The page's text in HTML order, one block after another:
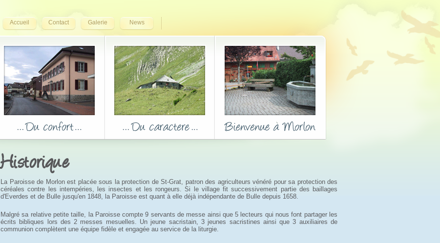
Accueil Contact Galerie News
Historique
La Paroisse de Morlon est placée sous la protection de St-Grat, patron des agriculteurs vénéré pour sa protection des
céréales contre les intempéries, les insectes et les rongeurs. Si le village fit successivement partie des baillages
d'Everdes et de Bulle jusqu'en 1848, la Paroisse est quant à elle déjà indépendante de Bulle depuis 1658.
Malgré sa relative petite taille, la Paroisse compte 9 servants de messe ainsi que 5 lecteurs qui nous font partager les
écrits bibliques lors des 2 messes mesuelles. Un jeune sacristain, 3 jeunes sacristines ainsi que 3 auxiliaires de
communion complètent une équipe fidèle et engagée au service de la liturgie.